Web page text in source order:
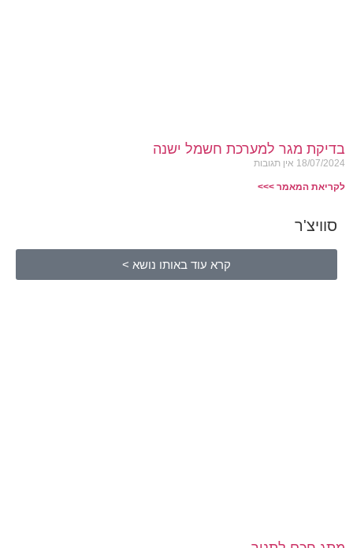
בדיקת מגר למערכת חשמל ישנה
18/07/2024 אין תגובות
לקריאת המאמר >>>
סוויצ'ר
קרא עוד באותו נושא >